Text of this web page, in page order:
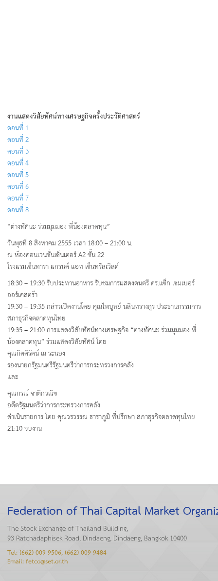
งานแสดงวิสัยทัศน์ทางเศรษฐกิจครั้งประวัติศาสตร์
ตอนที่ 1
ตอนที่ 2
ตอนที่ 3
ตอนที่ 4
ตอนที่ 5
ตอนที่ 6
ตอนที่ 7
ตอนที่ 8
“ต่างทัศนะ ร่วมมุมมอง พี่น้องตลาดทุน”
วันพุธที่ 8 สิงหาคม 2555 เวลา 18:00 – 21:00 น.
ณ ห้องคอนเวนชั่นเซ็นเตอร์ A2 ชั้น 22
โรงแรมเซ็นทารา แกรนด์ แอท เซ็นทรัลเวิลด์
18:30 – 19:30 รับประทานอาหาร รับชมการแสดงดนตรี ดร.แซ็ก เชมเบอร์
ออร์เคสตร้า
19:30 – 19:35 กล่าวเปิดงานโดย คุณไพบูลย์ นลินทรางกูร ประธานกรรมการ
สภาธุรกิจตลาดทุนไทย
19:35 – 21:00 การแสดงวิสัยทัศน์ทางเศรษฐกิจ “ต่างทัศนะ ร่วมมุมมอง พี่
น้องตลาดทุน” ร่วมแสดงวิสัยทัศน์ โดย
คุณกิตติรัตน์ ณ ระนอง
รองนายกรัฐมนตรีรัฐมนตรีว่าการกระทรวงการคลัง
และ
คุณกรณ์ จาติกวณิช
อดีตรัฐมนตรีว่าการกระทรวงการคลัง
ดำเนินรายการ โดย คุณวรวรรณ ธาราภูมิ ที่ปรึกษา สภาธุรกิจตลาดทุนไทย
21:10 จบงาน
Federation of Thai Capital Market
The Stock Exchange of Thailand Building,
93 Ratchadaphisek Road, Dindaeng, Dindaeng, Bangkok 10400
Tel: (662) 009 9506, (662) 009 9484
Email: fetco@set.or.th